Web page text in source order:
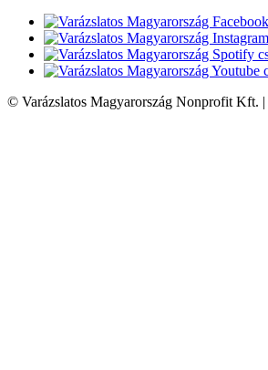
© Varázslatos Magyarország Nonprofit Kft.